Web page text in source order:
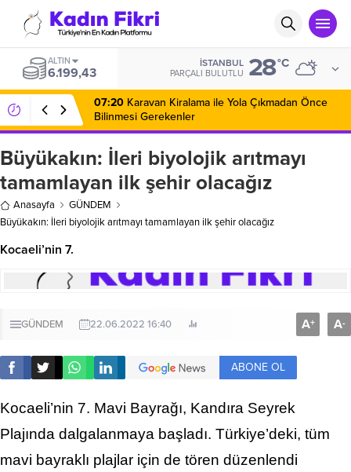
ALTIN
6.199,43
İSTANBUL
PARÇALI BULUTLU 28°C
07:20 Karavan Kiralama ile Yola Çıkmadan Önce
Bilinmesi Gerekenler
Büyükakın: İleri biyolojik arıtmayı
tamamlayan ilk şehir olacağız
Anasayfa
GÜNDEM
Büyükakın: İleri biyolojik arıtmayı tamamlayan ilk şehir olacağız
Kocaeli’nin 7.
GÜNDEM 22.06.2022 16:40 A+ A-
ABONE OL
Kocaeli’nin 7. Mavi Bayrağı, Kandıra Seyrek
Plajında dalgalanmaya başladı. Türkiye’deki, tüm
mavi bayraklı plajlar için de tören düzenlendi